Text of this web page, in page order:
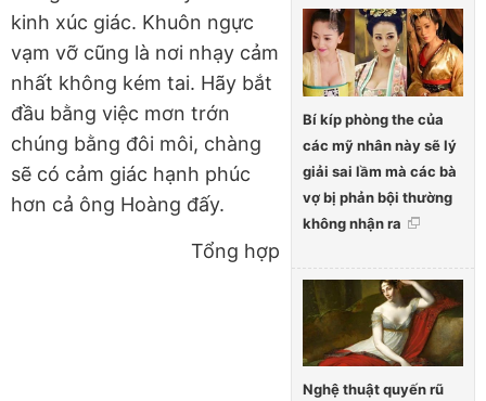
Bí kíp phòng the của
các mỹ nhân này sẽ lý
giải sai lầm mà các bà
vợ bị phản bội thường
không nhận ra
Nghệ thuật quyến rũ
kinh xúc giác. Khuôn ngực
vạm vỡ cũng là nơi nhạy cảm
nhất không kém tai. Hãy bắt
đầu bằng việc mơn trớn
chúng bằng đôi môi, chàng
sẽ có cảm giác hạnh phúc
hơn cả ông Hoàng đấy.
Tổng hợp